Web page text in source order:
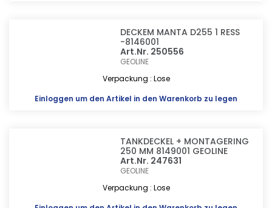
DECKEM MANTA D255 1 RESS
-8146001
Art.Nr. 250556
GEOLINE
Verpackung : Lose
Einloggen um den Artikel in den Warenkorb zu legen
TANKDECKEL + MONTAGERING
250 MM 8149001 GEOLINE
Art.Nr. 247631
GEOLINE
Verpackung : Lose